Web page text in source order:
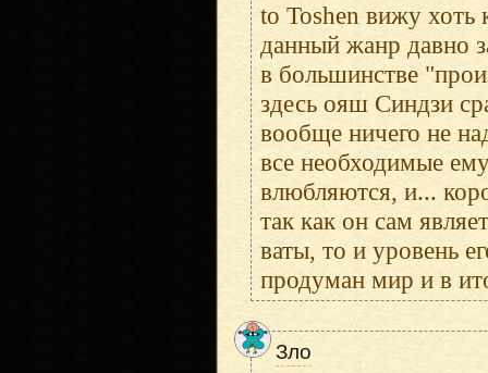
to Toshen вижу хоть
данный жанр давно
в большинстве
здесь ояш Синдзи
вообще ничего не
все необходимые
влюбляются, и...
так как он сам
ваты, то и уровень
продуман мир и в
Зло